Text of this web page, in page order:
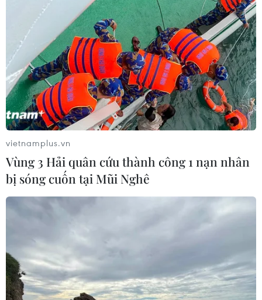
vietnamplus.vn
Vùng 3 Hải quân cứu thành công 1 nạn nhân
bị sóng cuốn tại Mũi Nghê